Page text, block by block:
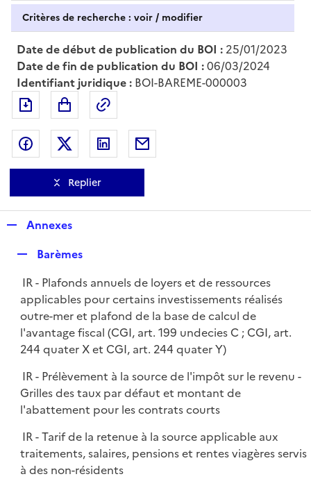
Critères de recherche : voir / modifier
Date de début de publication du BOI : 25/01/2023
Date de fin de publication du BOI :06/03/2024
Identifiant juridique : BOI-BAREME-000003
Exporter le document au format pdf
Partager sur Facebook
Partager sur Twitter
Partager sur LinkedIn
Replier
p
e
r
Annexes
p
l
i
e
r
Barèmes
IR - Plafonds annuels de loyers et de ressources
applicables pour certains investissements réalisés
outre-mer et plafond de la base de calcul de
l'avantage fiscal (CGI, art. 199 undecies C ; CGI, art.
244 quater X et CGI, art. 244 quater Y)
IR - Prélèvement à la source de l'impôt sur le revenu -
Grilles des taux par défaut et montant de
l'abattement pour les contrats courts
IR - Tarif de la retenue à la source applicable aux
traitements, salaires, pensions et rentes viagères servis
à des non-résidents